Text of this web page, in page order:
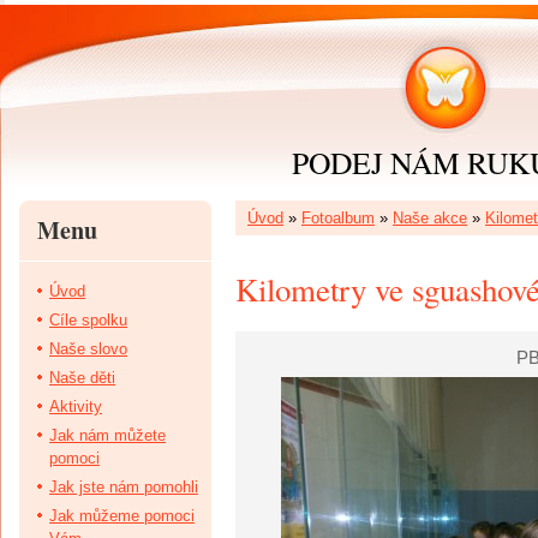
PODEJ NÁM
Úvod » Fotoalbum » Naše akce »
Kilometry ve
Menu
Úvod
Cíle spolku
Naše slovo
Naše děti
Aktivity
Jak nám můžete
pomoci
Jak jste nám pomohli
Jak můžeme pomoci